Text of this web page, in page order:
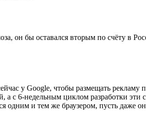
он бы оставался вторым по счёту в
у Google, чтобы размещать рекламу
а с 6-недельным циклом разработки
одним и тем же браузером, пусть даже